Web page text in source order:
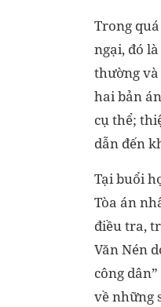
Trong
ngại, đó
thường
hai bản
cụ thể;
dẫn đến
Tại buổi
Tòa án
điều tra,
Văn Nén
công
về những